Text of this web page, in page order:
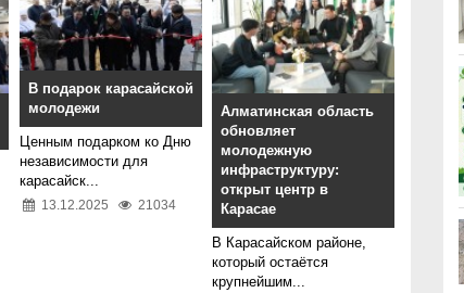
В подарок карасайской
молодежи
Ценным подарком ко Дню
независимости для
карасайск...
13.12.2025 21034
Алматинская область
обновляет
молодежную
инфраструктуру:
открыт центр в
Карасае
В Карасайском районе,
который остаётся
крупнейшим...